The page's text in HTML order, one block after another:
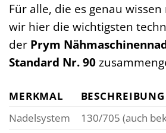
Für alle, die es genau
wir hier die wichtigsten
der Prym
Standard Nr. 90
MERKMAL
BESCHREIBUNG
Nadelsystem
130/705 (auch